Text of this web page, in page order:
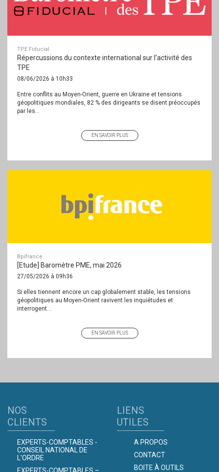
TPE Fiducial
Répercussions du contexte international sur l’activité des
TPE
08/06/2026 à 10h33
Entre conflits au Moyen-Orient, guerre en Ukraine et tensions
géopolitiques mondiales, 82 % des dirigeants se disent préoccupés
par les...
EN SAVOIR PLUS
Bpifrance
[Etude] Baromètre PME, mai 2026
27/05/2026 à 09h36
Si elles tiennent encore un cap globalement stable, les tensions
géopolitiques au Moyen-Orient ravivent les inquiétudes et
interrogent...
EN SAVOIR PLUS
NOS
CLIENTS
EXPERTS-COMPTABLES -
CONSEIL NATIONAL DE
L'ORDRE
LIENS
UTILES
A PROPOS
CONTACT
BOITE À OUTILS